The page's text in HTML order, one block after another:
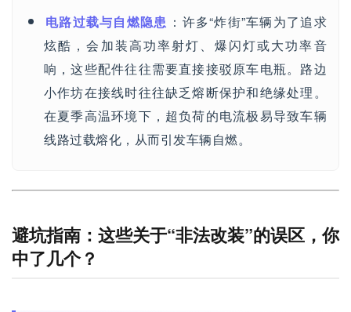
电路过载与自燃隐患 ：许多“炸街”车辆为了追求
炫酷，会加装高功率射灯、爆闪灯或大功率音
响，这些配件往往需要直接接驳原车电瓶。路边
小作坊在接线时往往缺乏熔断保护和绝缘处理。
在夏季高温环境下，超负荷的电流极易导致车辆
线路过载熔化，从而引发车辆自燃。
避坑指南：这些关于“非法改装”的误区，你
中了几个？